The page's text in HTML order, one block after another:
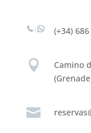
(+34)

Camino
